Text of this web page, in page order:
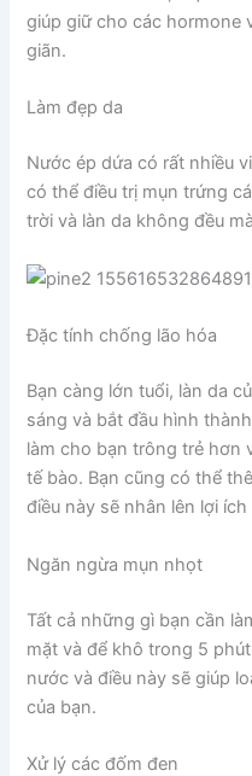
giúp giữ cho các hormone
giãn.
Làm đẹp da
Nước ép dứa có rất nhiều
có thể điều trị mụn trứng
trời và làn da không đều
Đặc tính chống lão hóa
Bạn càng lớn tuổi, làn da
sáng và bắt đầu hình
làm cho bạn trông trẻ hơn
tế bào. Bạn cũng có thể
điều này sẽ nhân lên lợi
Ngăn ngừa mụn nhọt
Tất cả những gì bạn cần
mặt và để khô trong 5
nước và điều này sẽ giúp
của bạn.
Xử lý các đốm đen